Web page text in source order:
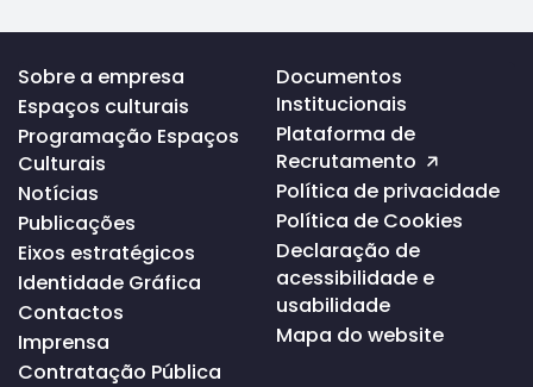
Voltar
ao
topo
da
página
Sobre a empresa
Espaços culturais
Programação Espaços
Culturais
Notícias
Publicações
Eixos estratégicos
Identidade Gráfica
Contactos
Imprensa
Contratação Pública
Documentos
Institucionais
Plataforma de
Recrutamento
Política de privacidade
Política de Cookies
Declaração de
acessibilidade e
usabilidade
Mapa do website